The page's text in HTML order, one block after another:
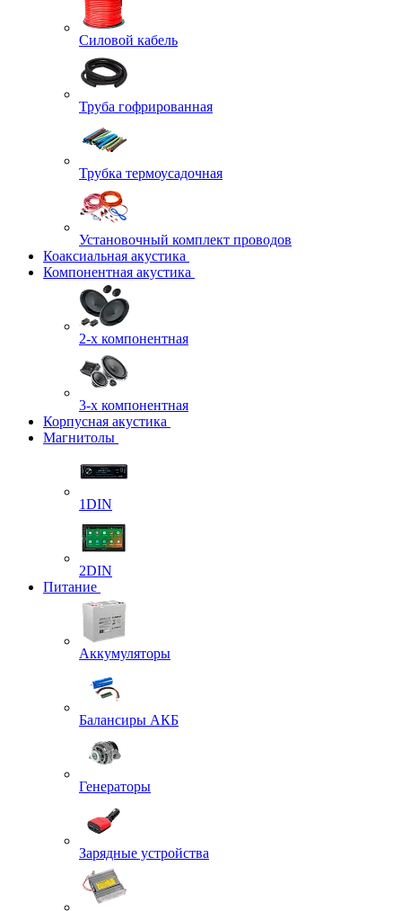
Силовой кабель
Труба гофрированная
Трубка термоусадочная
Установочный комплект проводов
Коаксиальная акустика
Компонентная акустика
2-х компонентная
3-х компонентная
Корпусная акустика
Магнитолы
1DIN
2DIN
Питание
Аккумуляторы
Балансиры АКБ
Генераторы
Зарядные устройства